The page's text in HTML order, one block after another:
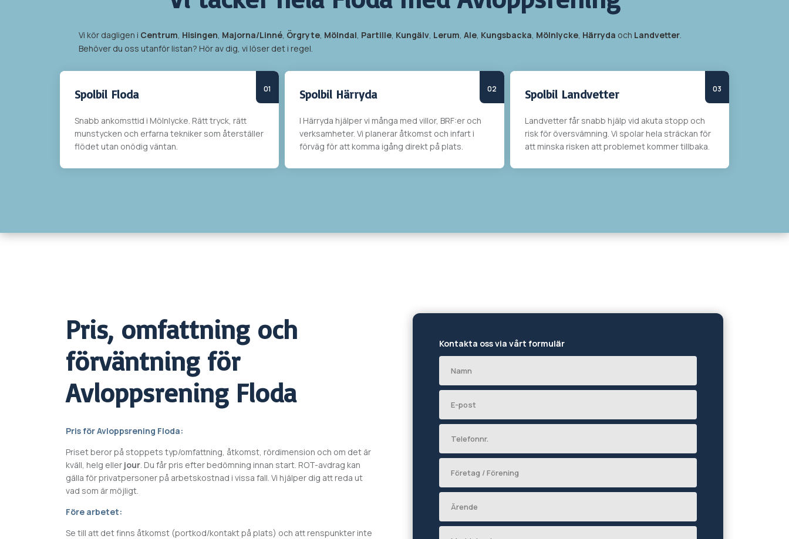
Vi kör dagligen i Centrum, Hisingen, Majorna/Linné, Örgryte, Mölndal, Partille, Kungälv, Lerum,Ale, Kungsbacka, Mölnlycke, Härryda och Landvetter.
Behöver du oss utanför listan? Hör av dig, vi löser det i regel.
Spolbil Floda
Snabb ankomsttid i Mölnlycke . Rätt tryck, rätt
munstycken och erfarna tekniker som återställer
flödet utan onödig väntan.
Spolbil Härryda
I Härryda hjälper vi många med villor, BRF:er och
verksamheter. Vi planerar åtkomst och infart i
förväg för att komma igång direkt på plats.
Spolbil Landvetter
Landvetter får snabb hjälp vid akuta stopp och
risk för översvämning. Vi spolar hela sträckan för
att minska risken att problemet kommer tillbaka.
Pris, omfattning och
förväntning för
Avloppsrening Floda
Pris förAvloppsrening Floda:
Priset beror på stoppets typ/omfattning, åtkomst, rördimension och om det är
kväll, helg eller jour . Du får pris efter bedömning innan start. ROT-avdrag kan
gälla för privatpersoner på arbetskostnad i vissa fall. Vi hjälper dig att reda ut
vad som är möjligt.
Före arbetet:
Se till att det finns åtkomst (portkod/kontakt på plats) och att renspunkter inte
Kontakta oss via vårt formulär